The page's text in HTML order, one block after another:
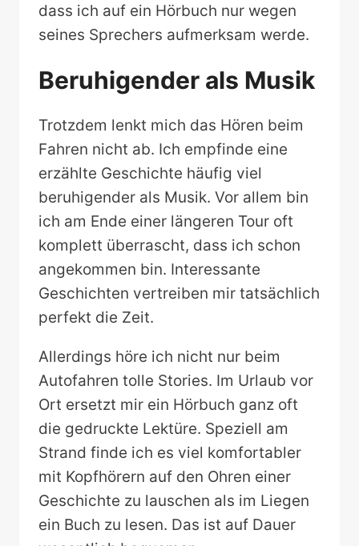
dass ich auf ein Hörbuch nur wegen
seines Sprechers aufmerksam werde.
Beruhigender als Musik
Trotzdem lenkt mich das Hören beim
Fahren nicht ab. Ich empfinde eine
erzählte Geschichte häufig viel
beruhigender als Musik. Vor allem bin
ich am Ende einer längeren Tour oft
komplett überrascht, dass ich schon
angekommen bin. Interessante
Geschichten vertreiben mir tatsächlich
perfekt die Zeit.
Allerdings höre ich nicht nur beim
Autofahren tolle Stories. Im Urlaub vor
Ort ersetzt mir ein Hörbuch ganz oft
die gedruckte Lektüre. Speziell am
Strand finde ich es viel komfortabler
mit Kopfhörern auf den Ohren einer
Geschichte zu lauschen als im Liegen
ein Buch zu lesen. Das ist auf Dauer